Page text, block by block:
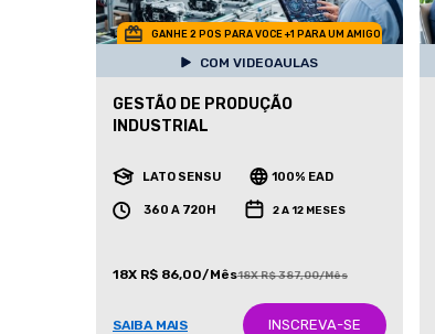
GANHE 2 POS PARA VOCE +1 PARA UM AMIGO
COM VIDEOAULAS
GESTÃO DE PRODUÇÃO
INDUSTRIAL
LATO SENSU 100% EAD
360 A 720H 2 A 12 MESES
18X R$ 86,00/Mês18X R$ 387,00/Mês
SAIBA MAIS INSCREVA-SE